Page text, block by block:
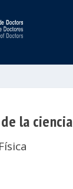
la ciencia
Física